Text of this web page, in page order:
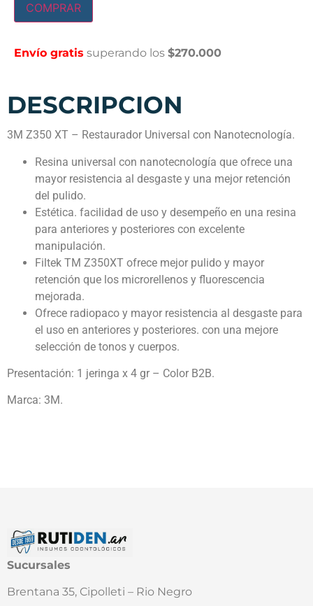
COMPRAR
Envío gratis superando los $270.000
DESCRIPCION
3M Z350 XT – Restaurador Universal con Nanotecnología.
Resina universal con nanotecnología que ofrece una
mayor resistencia al desgaste y una mejor retención
del pulido.
Estética. facilidad de uso y desempeño en una resina
para anteriores y posteriores con excelente
manipulación.
Filtek TM Z350XT ofrece mejor pulido y mayor
retención que los microrellenos y fluorescencia
mejorada.
Ofrece radiopaco y mayor resistencia al desgaste para
el uso en anteriores y posteriores. con una mejore
selección de tonos y cuerpos.
Presentación: 1 jeringa x 4 gr – Color B2B.
Marca: 3M.
Sucursales
Brentana 35, Cipolleti – Rio Negro